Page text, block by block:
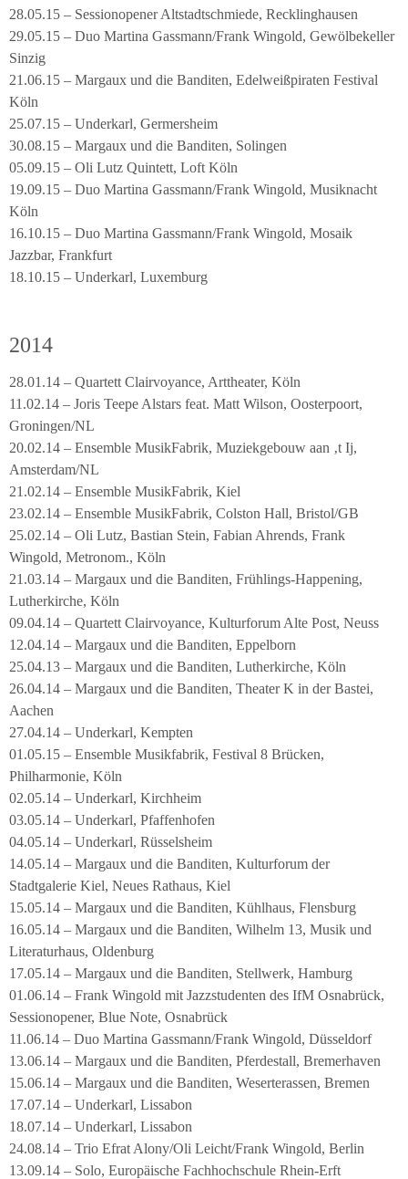
28.05.15 – Sessionopener Altstadtschmiede, Recklinghausen
29.05.15 – Duo Martina Gassmann/Frank Wingold, Gewölbekeller
Sinzig
21.06.15 – Margaux und die Banditen, Edelweißpiraten Festival
Köln
25.07.15 – Underkarl, Germersheim
30.08.15 – Margaux und die Banditen, Solingen
05.09.15 – Oli Lutz Quintett, Loft Köln
19.09.15 – Duo Martina Gassmann/Frank Wingold, Musiknacht
Köln
16.10.15 – Duo Martina Gassmann/Frank Wingold, Mosaik
Jazzbar, Frankfurt
18.10.15 – Underkarl, Luxemburg
2014
28.01.14 – Quartett Clairvoyance, Arttheater, Köln
11.02.14 – Joris Teepe Alstars feat. Matt Wilson, Oosterpoort,
Groningen/NL
20.02.14 – Ensemble MusikFabrik, Muziekgebouw aan ‚t Ij,
Amsterdam/NL
21.02.14 – Ensemble MusikFabrik, Kiel
23.02.14 – Ensemble MusikFabrik, Colston Hall, Bristol/GB
25.02.14 – Oli Lutz, Bastian Stein, Fabian Ahrends, Frank
Wingold, Metronom., Köln
21.03.14 – Margaux und die Banditen, Frühlings-Happening,
Lutherkirche, Köln
09.04.14 – Quartett Clairvoyance, Kulturforum Alte Post, Neuss
12.04.14 – Margaux und die Banditen, Eppelborn
25.04.13 – Margaux und die Banditen, Lutherkirche, Köln
26.04.14 – Margaux und die Banditen, Theater K in der Bastei,
Aachen
27.04.14 – Underkarl, Kempten
01.05.15 – Ensemble Musikfabrik, Festival 8 Brücken,
Philharmonie, Köln
02.05.14 – Underkarl, Kirchheim
03.05.14 – Underkarl, Pfaffenhofen
04.05.14 – Underkarl, Rüsselsheim
14.05.14 – Margaux und die Banditen, Kulturforum der
Stadtgalerie Kiel, Neues Rathaus, Kiel
15.05.14 – Margaux und die Banditen, Kühlhaus, Flensburg
16.05.14 – Margaux und die Banditen, Wilhelm 13, Musik und
Literaturhaus, Oldenburg
17.05.14 – Margaux und die Banditen, Stellwerk, Hamburg
01.06.14 – Frank Wingold mit Jazzstudenten des IfM Osnabrück,
Sessionopener, Blue Note, Osnabrück
11.06.14 – Duo Martina Gassmann/Frank Wingold, Düsseldorf
13.06.14 – Margaux und die Banditen, Pferdestall, Bremerhaven
15.06.14 – Margaux und die Banditen, Weserterassen, Bremen
17.07.14 – Underkarl, Lissabon
18.07.14 – Underkarl, Lissabon
24.08.14 – Trio Efrat Alony/Oli Leicht/Frank Wingold, Berlin
13.09.14 – Solo, Europäische Fachhochschule Rhein-Erft